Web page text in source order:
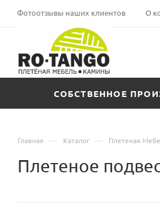
Фотоотзывы наших клиентов О
СОБСТВЕННОЕ
Главная — Каталог — Плетеная
Плетеное